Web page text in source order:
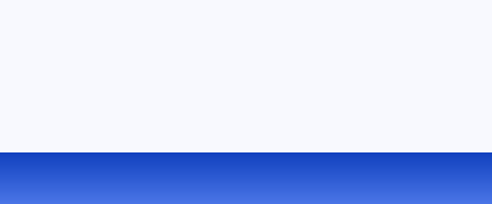
在线将 BMP 转换为 TIFF